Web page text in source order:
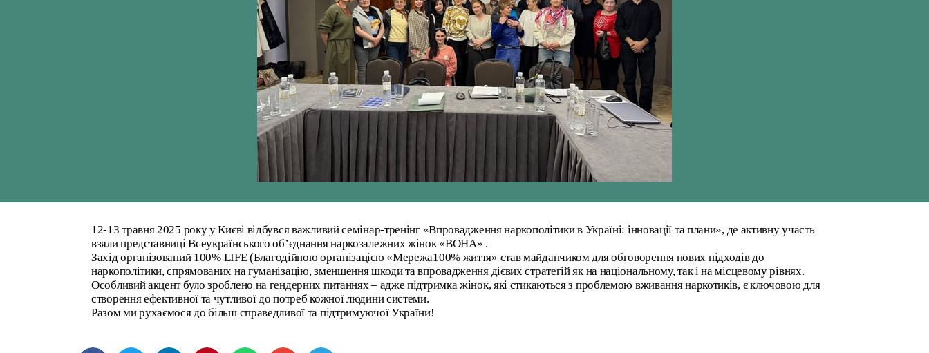
12-13 травня 2025 року у Києві відбувся важливий семінар-тренінг «Впровадження наркополітики в Україні: інновації та плани», де активну участь
взяли представниці Всеукраїнського об’єднання наркозалежних жінок «ВОНА» .
Захід організований 100% LIFE(Благодійною організацією «Мережа100% життя» став майданчиком для обговорення нових підходів до
наркополітики, спрямованих на гуманізацію, зменшення шкоди та впровадження дієвих стратегій як на національному, так і на місцевому рівнях.
Особливий акцент було зроблено на гендерних питаннях – адже підтримка жінок, які стикаються з проблемою вживання наркотиків, є ключовою для
створення ефективної та чутливої до потреб кожної людини системи.
Разом ми рухаємося до більш справедливої та підтримуючої України!